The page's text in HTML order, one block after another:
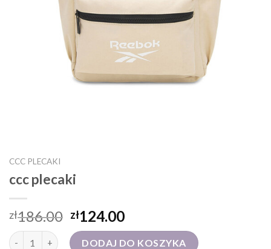
CCC PLECAKI
ccc plecaki
zł186.00 zł124.00
ilość ccc plecaki DODAJ DO KOSZYKA